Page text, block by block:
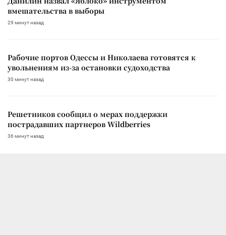
вмешательства в выборы
29 минут назад
Рабочие портов Одессы и Николаева готовятся к
увольнениям из-за остановки судоходства
30 минут назад
Решетников сообщил о мерах поддержки
пострадавших партнеров Wildberries
36 минут назад